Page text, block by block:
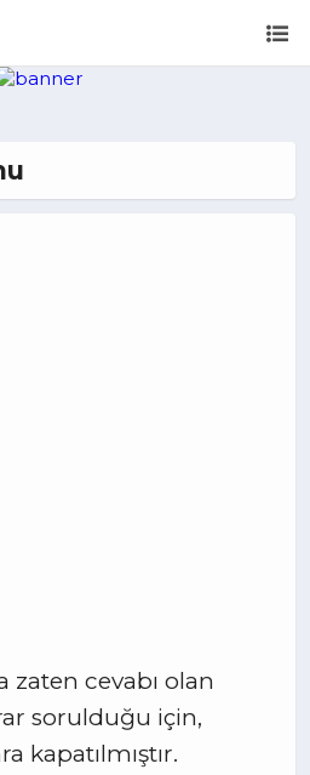
zaten cevabı olan
sorulduğu için,
kapatılmıştır.